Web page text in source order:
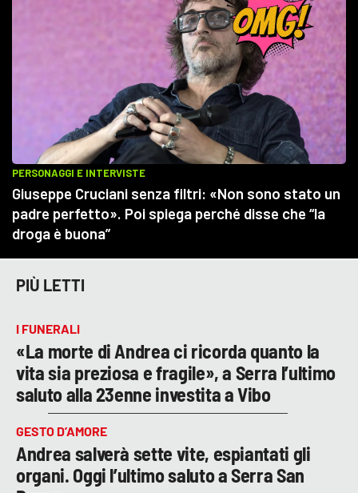
PIÙ LETTI
I FUNERALI
«La morte di Andrea ci ricorda quanto la
vita sia preziosa e fragile», a Serra l’ultimo
saluto alla 23enne investita a Vibo
GESTO D’AMORE
Andrea salverà sette vite, espiantati gli
organi. Oggi l’ultimo saluto a Serra San